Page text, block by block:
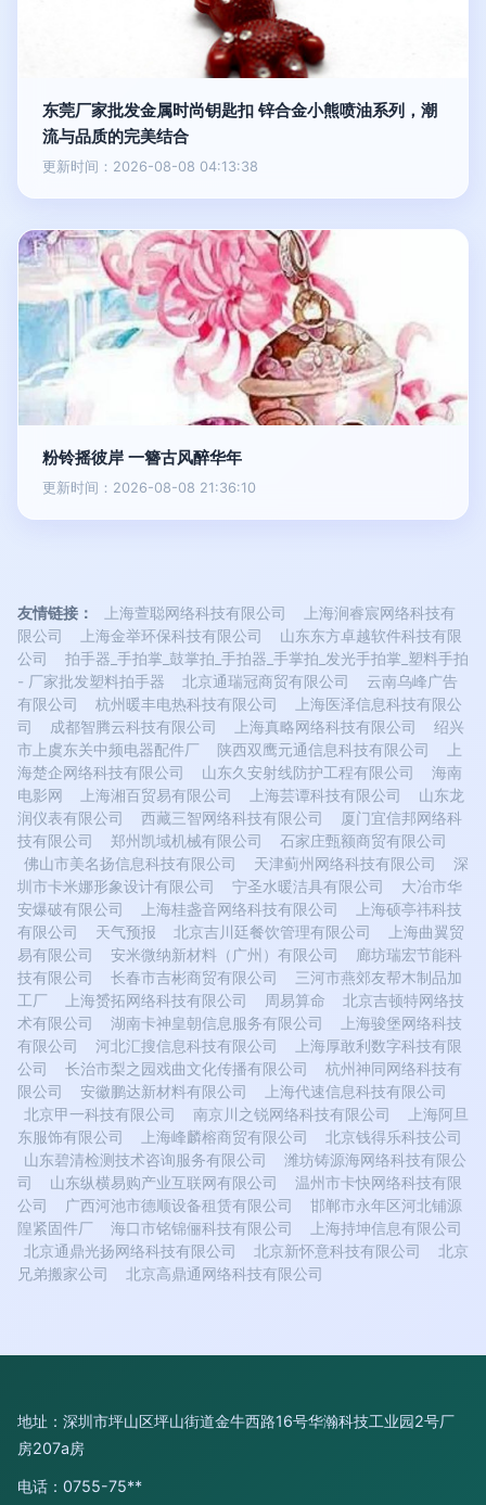
东莞厂家批发金属时尚钥匙扣 锌合金小熊喷油系列，潮
流与品质的完美结合
更新时间：2026-08-08 04:13:38
粉铃摇彼岸 一簪古风醉华年
更新时间：2026-08-08 21:36:10
友情链接： 上海萱聪网络科技有限公司
上海涧睿宸网络科技有
限公司
上海金举环保科技有限公司
山东东方卓越软件科技有限
公司
拍手器_手拍掌_鼓掌拍_手拍器_手掌拍_发光手拍掌_塑料手拍
- 厂家批发塑料拍手器
北京通瑞冠商贸有限公司
云南乌峰广告
有限公司
杭州暖丰电热科技有限公司
上海医泽信息科技有限公
司
成都智腾云科技有限公司 上海真略网络科技有限公司
绍兴
市上虞东关中频电器配件厂
陕西双鹰元通信息科技有限公司
上
海楚企网络科技有限公司
山东久安射线防护工程有限公司
海南
电影网
上海湘百贸易有限公司 上海芸谭科技有限公司
山东龙
润仪表有限公司
西藏三智网络科技有限公司
厦门宜信邦网络科
技有限公司
郑州凯域机械有限公司
石家庄甄额商贸有限公司
佛山市美名扬信息科技有限公司
天津蓟州网络科技有限公司
深
圳市卡米娜形象设计有限公司
宁圣水暖洁具有限公司
大冶市华
安爆破有限公司
上海桂盏音网络科技有限公司
上海硕亭祎科技
有限公司
天气预报 北京吉川廷餐饮管理有限公司
上海曲翼贸
易有限公司
安米微纳新材料（广州）有限公司
廊坊瑞宏节能科
技有限公司
长春市吉彬商贸有限公司
三河市燕郊友帮木制品加
工厂
上海赟拓网络科技有限公司 周易算命
北京吉顿特网络技
术有限公司
湖南卡神皇朝信息服务有限公司
上海骏堡网络科技
有限公司
河北汇搜信息科技有限公司
上海厚敢利数字科技有限
公司
长治市梨之园戏曲文化传播有限公司
杭州神同网络科技有
限公司
安徽鹏达新材料有限公司
上海代速信息科技有限公司
北京甲一科技有限公司
南京川之锐网络科技有限公司
上海阿旦
东服饰有限公司
上海峰麟榕商贸有限公司
北京钱得乐科技公司
山东碧清检测技术咨询服务有限公司
潍坊铸源海网络科技有限公
司
山东纵横易购产业互联网有限公司
温州市卡快网络科技有限
公司
广西河池市德顺设备租赁有限公司
邯郸市永年区河北铺源
隍紧固件厂
海口市铭锦俪科技有限公司
上海持坤信息有限公司
北京通鼎光扬网络科技有限公司
北京新怀意科技有限公司
北京
兄弟搬家公司
北京高鼎通网络科技有限公司
地址：深圳市坪山区坪山街道金牛西路16号华瀚科技工业园2号厂
房207a房
电话：0755-75**